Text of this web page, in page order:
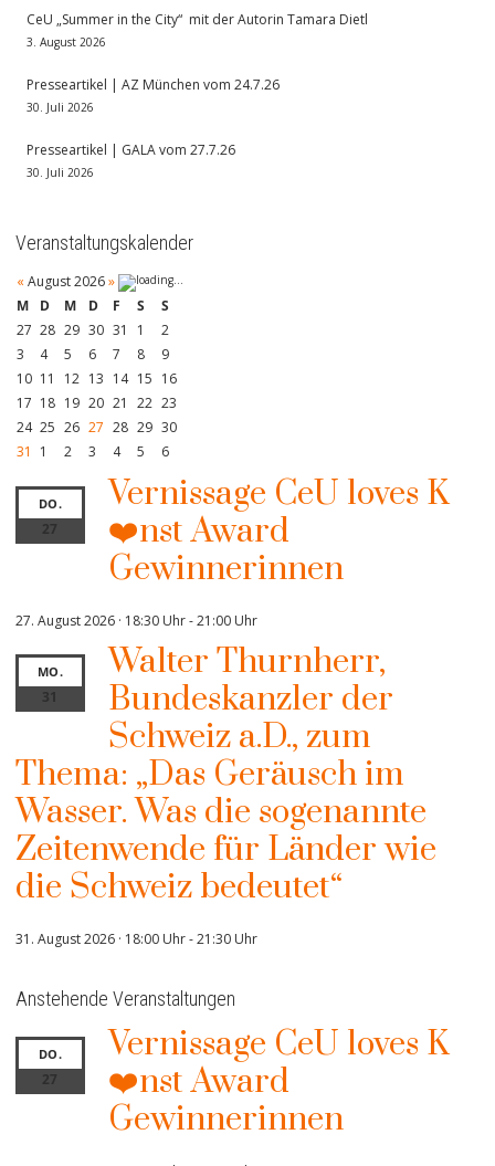
CeU „Summer in the City“ mit der Autorin Tamara Dietl
3. August 2026
Presseartikel | AZ München vom 24.7.26
30. Juli 2026
Presseartikel | GALA vom 27.7.26
30. Juli 2026
Veranstaltungskalender
« August 2026»
M
D M D F S
S
27 28 29 30 31 1
2
3
4 5 6 7 8
9
10 11 12 13 14 15 16
17 18 19 20 21 22 23
24 25 26 27 28 29 30
31
1 2 3 4 5 6
DO.
27
Vernissage CeU loves K
❤️nst Award
Gewinnerinnen
27. August 2026 · 18:30 Uhr-21:00 Uhr
MO.
31
Walter Thurnherr,
Bundeskanzler der
Schweiz a.D., zum
Thema: „Das Geräusch im
Wasser. Was die sogenannte
Zeitenwende für Länder wie
die Schweiz bedeutet“
31. August 2026 · 18:00 Uhr-21:30 Uhr
Anstehende Veranstaltungen
DO.
27
Vernissage CeU loves K
❤️nst Award
Gewinnerinnen